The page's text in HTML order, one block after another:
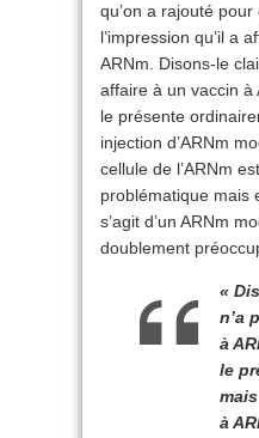
qu’on a rajouté
l’impression qu’il a
ARNm. Disons-le
affaire à un vaccin à
le présente
injection d’ARNm
cellule de l’ARNm
problématique mais
s’agit d’un ARNm
doublement
«
n’a
à
le
à